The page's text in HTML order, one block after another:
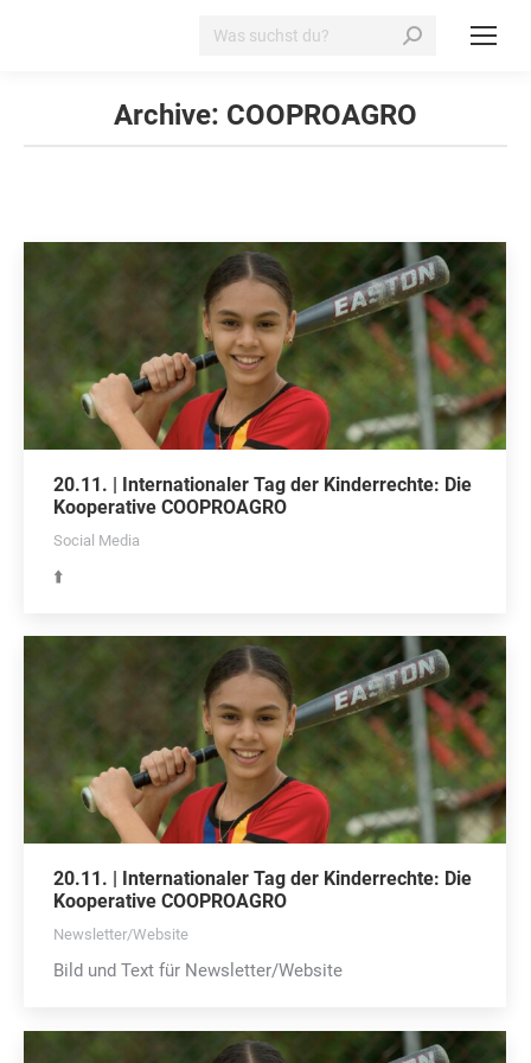
Search:
Archive: COOPROAGRO
20.11. | Internationaler Tag der Kinderrechte: Die
Kooperative COOPROAGRO
Social Media
⬆️
20.11. | Internationaler Tag der Kinderrechte: Die
Kooperative COOPROAGRO
Newsletter/Website
Bild und Text für Newsletter/Website